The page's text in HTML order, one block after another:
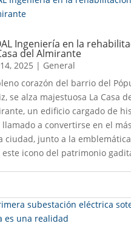
Ingeniería en la
del Almirante
2025 | General
corazón del barrio del
se alza majestuosa La Casa
un edificio cargado de
llamado a convertirse en el
ciudad, junto a la
este icono del patrimonio